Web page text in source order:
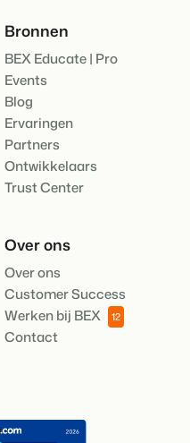
Bronnen
BEX Educate | Pro
Events
Blog
Ervaringen
Partners
Ontwikkelaars
Trust Center
Over ons
Over ons
Customer Success
Werken bij BEX
12
Contact